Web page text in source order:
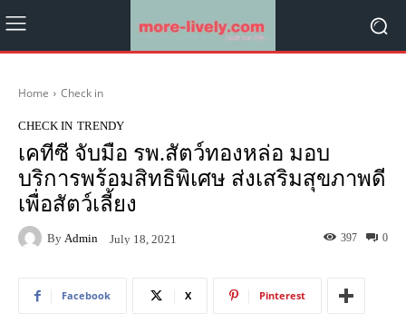
Home Check in
CHECK IN TRENDY
เคทีซี จับมือ รพ.สัตว์ทองหล่อ มอบ
บริการพร้อมสิทธิพิเศษ ส่งเสริมสุขภาพดี
เพื่อสัตว์เลี้ยง
By Admin July 18, 2021 0
397
Facebook X Pinterest